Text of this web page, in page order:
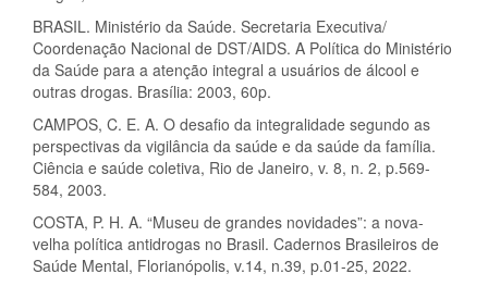
BRASIL. Ministério da Saúde. Secretaria Executiva/
Coordenação Nacional de DST/AIDS. A Política do Ministério
da Saúde para a atenção integral a usuários de álcool e
outras drogas. Brasília: 2003, 60p.
CAMPOS, C. E. A. O desafio da integralidade segundo as
perspectivas da vigilância da saúde e da saúde da família.
Ciência e saúde coletiva, Rio de Janeiro, v. 8, n. 2, p.569-
584, 2003.
COSTA, P. H. A. “Museu de grandes novidades”: a nova-
velha política antidrogas no Brasil. Cadernos Brasileiros de
Saúde Mental, Florianópolis, v.14, n.39, p.01-25, 2022.